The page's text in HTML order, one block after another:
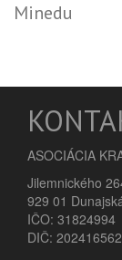
Minedu
ASOCIÁCIA
Jilemnického
929 01
IČO: 31824994
DIČ: